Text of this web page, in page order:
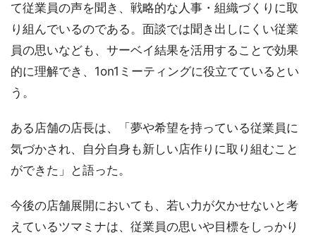
て従業員の声を聞き、戦略的な人事・組織づくりに取
り組んでいるのである。面談では聞き出しにくい従業
員の思いなども、サーベイ結果を活用することで効果
的に理解でき、1on1ミーティングに役立てているとい
う。
ある店舗の店長は、「夢や希望を持っている従業員に
気づかされ、自分自身も新しい店作りに取り組むこと
ができた」と語った。
今後の店舗展開においても、若い力が欠かせないと考
えているツマミナは、従業員の思いや目標をしっかり